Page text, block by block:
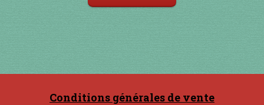
Conditions générales de vente